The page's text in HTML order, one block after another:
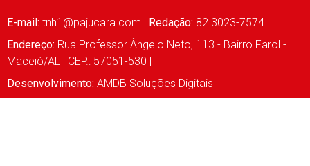
E-mail: tnh1@pajucara.com Redação: 82 3023-7574 |
Endereço: Rua Professor Ângelo Neto, 113 - Bairro Farol -
Maceió/AL | CEP.: 57051-530 |
Desenvolvimento: AMDB Soluções Digitais